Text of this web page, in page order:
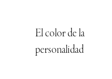
El color de la
personalidad